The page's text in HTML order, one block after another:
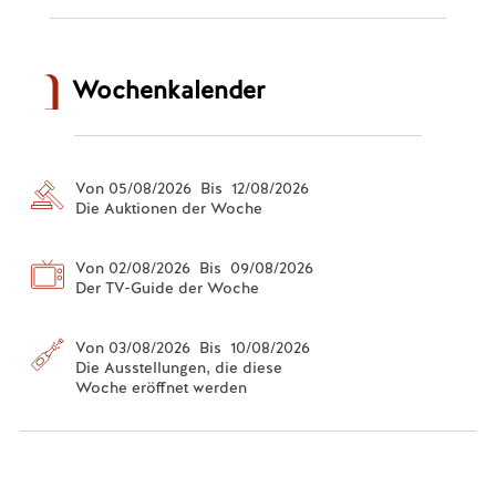
Wochenkalender
Von 05/08/2026 Bis 12/08/2026
Die Auktionen der Woche
Von 02/08/2026 Bis 09/08/2026
Der TV-Guide der Woche
Von 03/08/2026 Bis 10/08/2026
Die Ausstellungen, die diese
Woche eröffnet werden